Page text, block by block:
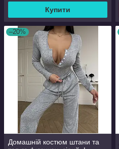
Купити
–20%
Домашній костюм штани та